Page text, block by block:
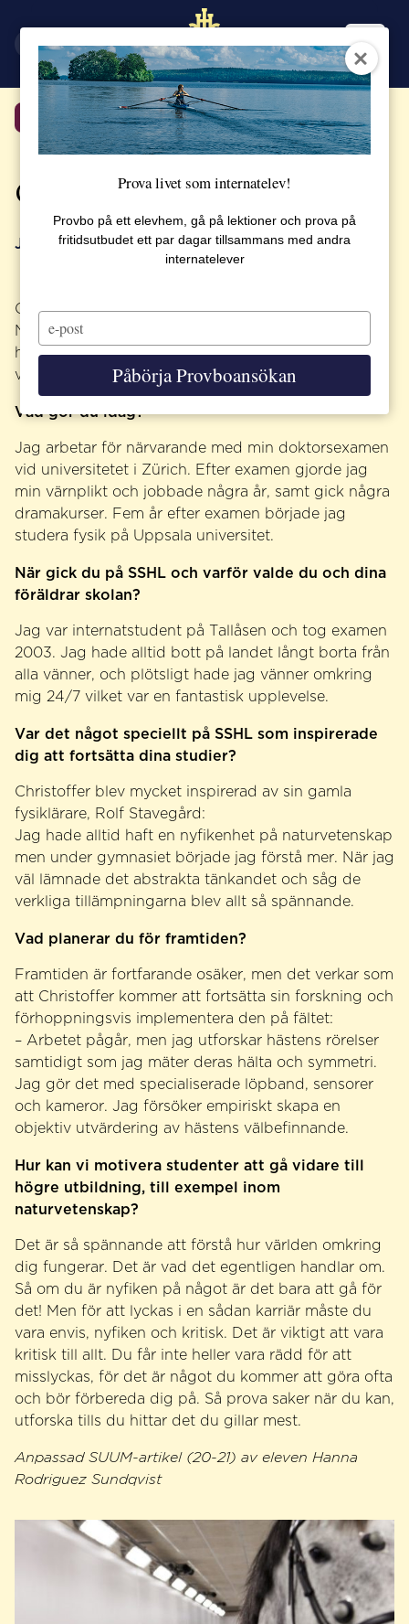
Tillbaka
Christoffer Roepstorff
Jag blev inspirerad av min gamla fysiklärare
Christoffer Roepstorff tog examen 2003 från
Naturvetenskapliga programmet på SSHL. Han
hämtar mycket inspiration från sina föräldrar, båda
veterinärer, som har arbetat med hästar.
Vad gör du idag?
Jag arbetar för närvarande med min doktorsexamen
vid universitetet i Zürich. Efter examen gjorde jag
min värnplikt och jobbade några år, samt gick några
dramakurser. Fem år efter examen började jag
studera fysik på Uppsala universitet.
När gick du på SSHL och varför valde du och dina
föräldrar skolan?
Jag var internatstudent på Tallåsen och tog examen
2003. Jag hade alltid bott på landet långt borta från
alla vänner, och plötsligt hade jag vänner omkring
mig 24/7 vilket var en fantastisk upplevelse.
Var det något speciellt på SSHL som inspirerade
dig att fortsätta dina studier?
Christoffer blev mycket inspirerad av sin gamla
fysiklärare, Rolf Stavegård:
Jag hade alltid haft en nyfikenhet på naturvetenskap
men under gymnasiet började jag förstå mer. När jag
väl lämnade det abstrakta tänkandet och såg de
verkliga tillämpningarna blev allt så spännande.
Vad planerar du för framtiden?
Framtiden är fortfarande osäker, men det verkar som
att Christoffer kommer att fortsätta sin forskning och
förhoppningsvis implementera den på fältet:
– Arbetet pågår, men jag utforskar hästens rörelser
samtidigt som jag mäter deras hälta och symmetri.
Jag gör det med specialiserade löpband, sensorer
och kameror. Jag försöker empiriskt skapa en
objektiv utvärdering av hästens välbefinnande.
Hur kan vi motivera studenter att gå vidare till
högre utbildning, till exempel inom
naturvetenskap?
Det är så spännande att förstå hur världen omkring
dig fungerar. Det är vad det egentligen handlar om.
Så om du är nyfiken på något är det bara att gå för
det! Men för att lyckas i en sådan karriär måste du
vara envis, nyfiken och kritisk. Det är viktigt att vara
kritisk till allt. Du får inte heller vara rädd för att
misslyckas, för det är något du kommer att göra ofta
och bör förbereda dig på. Så prova saker när du kan,
utforska tills du hittar det du gillar mest.
Anpassad SUUM-artikel (20-21) av eleven Hanna
Rodriguez Sundqvist
Prova livet som internatelev!
Provbo på ett elevhem, gå på lektioner och prova på
fritidsutbudet ett par dagar tillsammans med andra
internatelever
your
email
Påbörja Provboansökan